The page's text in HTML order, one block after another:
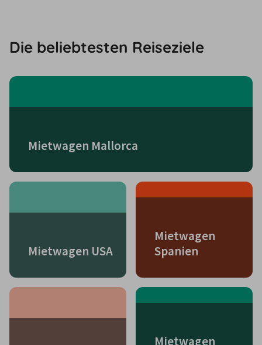
Die beliebtesten Reiseziele
Mietwagen Mallorca
Mietwagen USA
Mietwagen
Spanien
Mietwagen